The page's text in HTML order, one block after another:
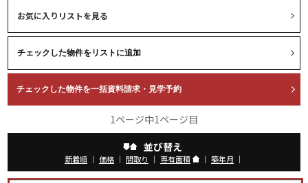
お気に入りリストを見る
1ページ中1ページ目
並び替え
新着順 ｜ 価格 ｜ 間取り ｜ 専有面積 ｜ 築年月 ｜